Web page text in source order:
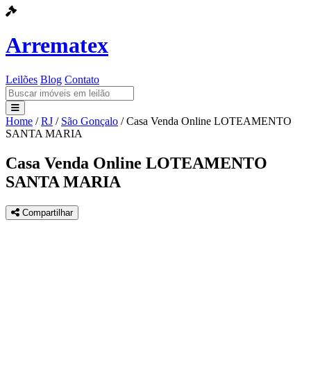
Arrematex
Leilões Blog Contato
Leilões
Blog
Contato
Home / RJ / São Gonçalo / Casa Venda Online LOTEAMENTO
SANTA MARIA
Casa Venda Online LOTEAMENTO
SANTA MARIA
Compartilhar